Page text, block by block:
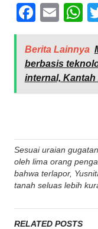
Berita Lainnya
berbasis
internal, Kantah
Post
navigation
Sesuai uraian
oleh lima orang
bahwa terlapor,
tanah seluas lebih
RELATED POSTS